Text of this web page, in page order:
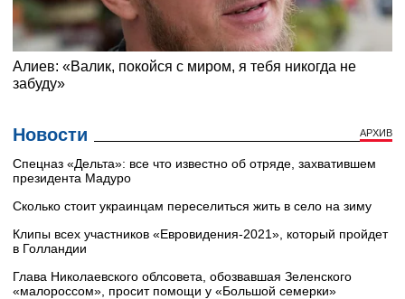
Новости АРХИВ
Cпецназ «Дельта»: все что известно об отряде, захватившем
президента Мадуро
Сколько стоит украинцам переселиться жить в село на зиму
Клипы всех участников «Евровидения-2021», который пройдет
в Голландии
Глава Николаевского облсовета, обозвавшая Зеленского
«малороссом», просит помощи у «Большой семерки»